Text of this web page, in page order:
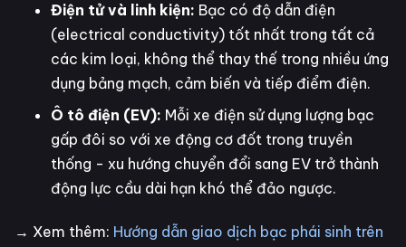
Điện tử và linh kiện: Bạc có độ dẫn điện
(electrical conductivity) tốt nhất trong tất cả
các kim loại, không thể thay thế trong nhiều ứng
dụng bảng mạch, cảm biến và tiếp điểm điện.
Ô tô điện (EV): Mỗi xe điện sử dụng lượng bạc
gấp đôi so với xe động cơ đốt trong truyền
thống - xu hướng chuyển đổi sang EV trở thành
động lực cầu dài hạn khó thể đảo ngược.
→ Xem thêm: Hướng dẫn giao dịch bạc phái sinh trên